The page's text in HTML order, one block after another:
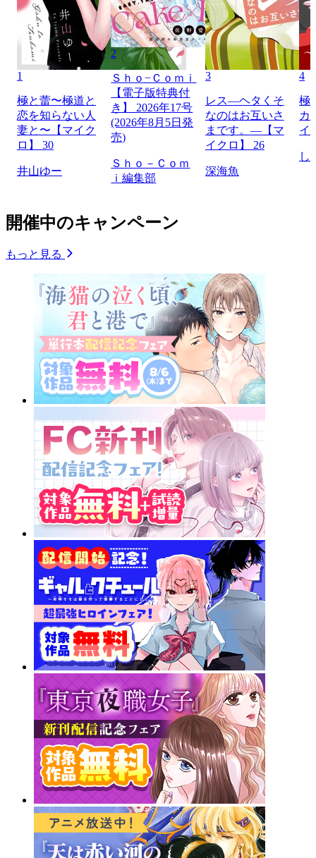
1
極と蕾〜極道と
恋を知らない人
妻と〜【マイク
ロ】 30
井山ゆー
2
Ｓｈｏ−Ｃｏｍｉ
【電子版特典付
き】 2026年17号
(2026年8月5日発
売)
Ｓｈｏ－Ｃｏｍ
ｉ編集部
3
レス―ヘタくそ
なのはお互いさ
まです。―【マ
イクロ】 26
深海魚
4
極
カ
イ
し
開催中のキャンペーン
もっと見る